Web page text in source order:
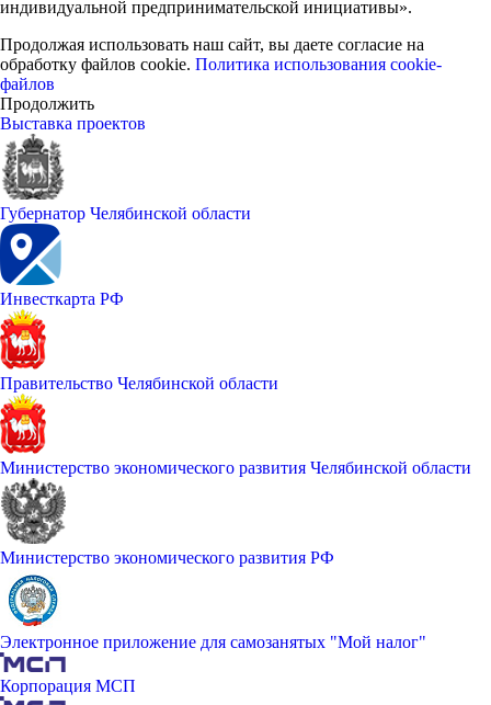
индивидуальной предпринимательской инициативы».
Продолжая использовать наш сайт, вы даете согласие на
обработку файлов cookie. Политика использования cookie-
файлов
Продолжить
Выставка проектов
Губернатор Челябинской области
Инвесткарта РФ
Правительство Челябинской области
Министерство экономического развития Челябинской области
Министерство экономического развития РФ
Электронное приложение для самозанятых "Мой налог"
Корпорация МСП